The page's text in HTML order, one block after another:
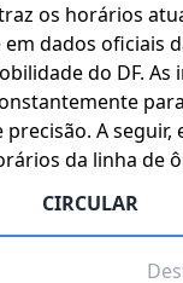
os horários
dados oficiais
do DF. As
A seguir,
da linha de
CIRCULAR